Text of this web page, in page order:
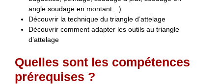
angle soudage en montant…)
Découvrir la technique du triangle d’attelage
Découvrir comment adapter les outils au triangle
d’attelage
Quelles sont les compétences
prérequises ?